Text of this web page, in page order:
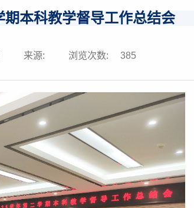
本科教学督导工作总结会
来源: 浏览次数: 385